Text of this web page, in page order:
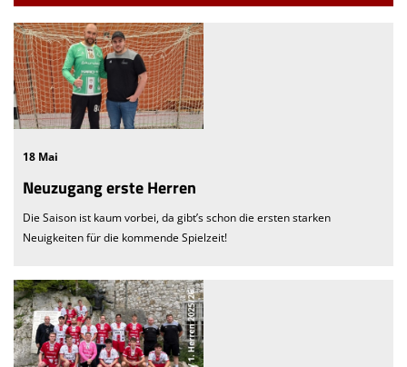
18 Mai
Neuzugang erste Herren
Die Saison ist kaum vorbei, da gibt’s schon die ersten starken
Neuigkeiten für die kommende Spielzeit!